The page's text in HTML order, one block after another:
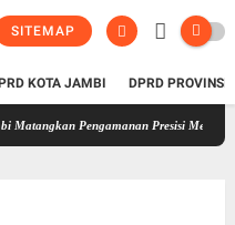
SITEMAP
KOTA JAMBI DPRD
Presisi Merdeka Run 2026,